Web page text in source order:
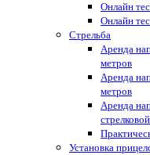
Онлайн
Онлайн
Стрельба
Аренда
метров
Аренда
метров
Аренда
Установка